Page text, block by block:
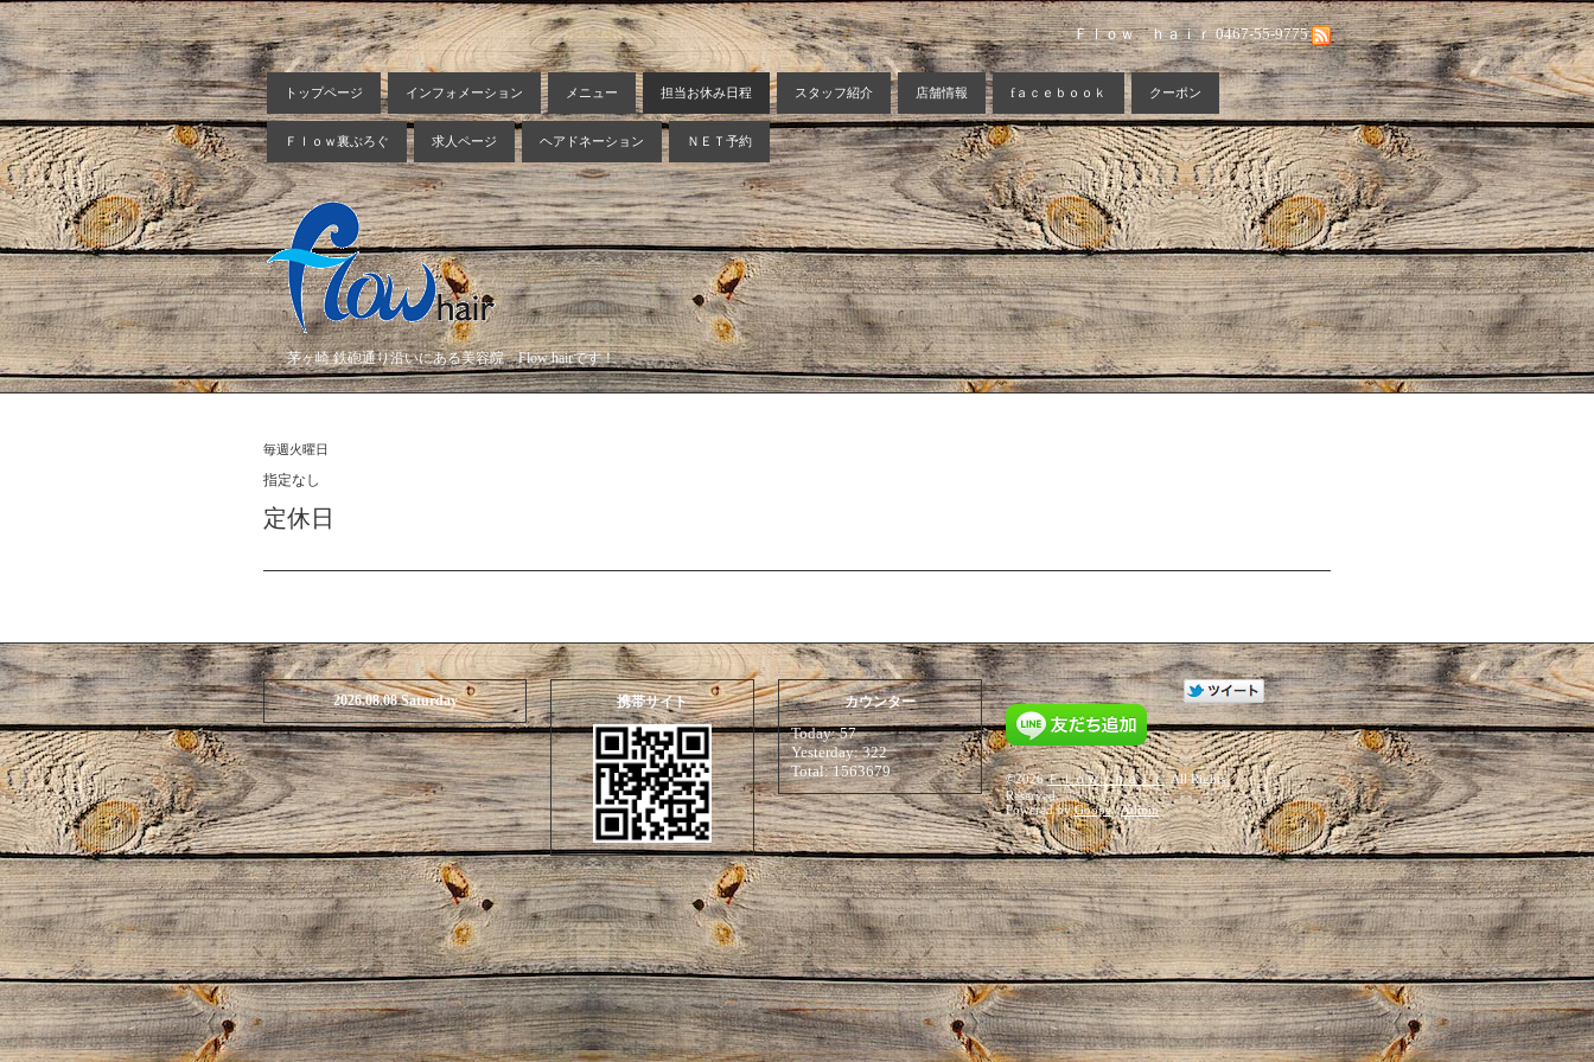
Ｆｌｏｗ ｈａｉｒ 0467-55-9775
トップページ インフォメーション メニュー 担当お休み日程 スタッフ紹介 店舗情報 fａｃｅｂｏｏｋ クーポン
Ｆｌｏｗ裏ぶろぐ 求人ページ ヘアドネーション ＮＥＴ予約
茅ヶ崎 鉄砲通り沿いにある美容院 Flow hairです！
毎週火曜日
指定なし
定休日
2026.08.08 Saturday 携帯サイト カウンター
Today:57
Yesterday:322
Total:1563679 ©2026Ｆｌｏｗ ｈａｉｒ. All Rights
Reserved.
Powered byGoope/Admin